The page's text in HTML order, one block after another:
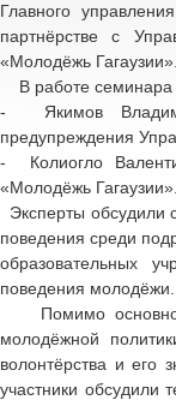
Главного
партнёрстве с
«Молодёжь Гагаузии».
В работе семинара
- Якимов
предупреждения
- Колиогло
«Молодёжь Гагаузии».
Эксперты обсудили
поведения среди
образовательных
поведения молодёжи.
Помимо основной
молодёжной
волонтёрства и
участники обсудили